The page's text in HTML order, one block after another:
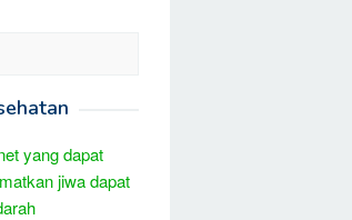
yang dapat
jiwa dapat